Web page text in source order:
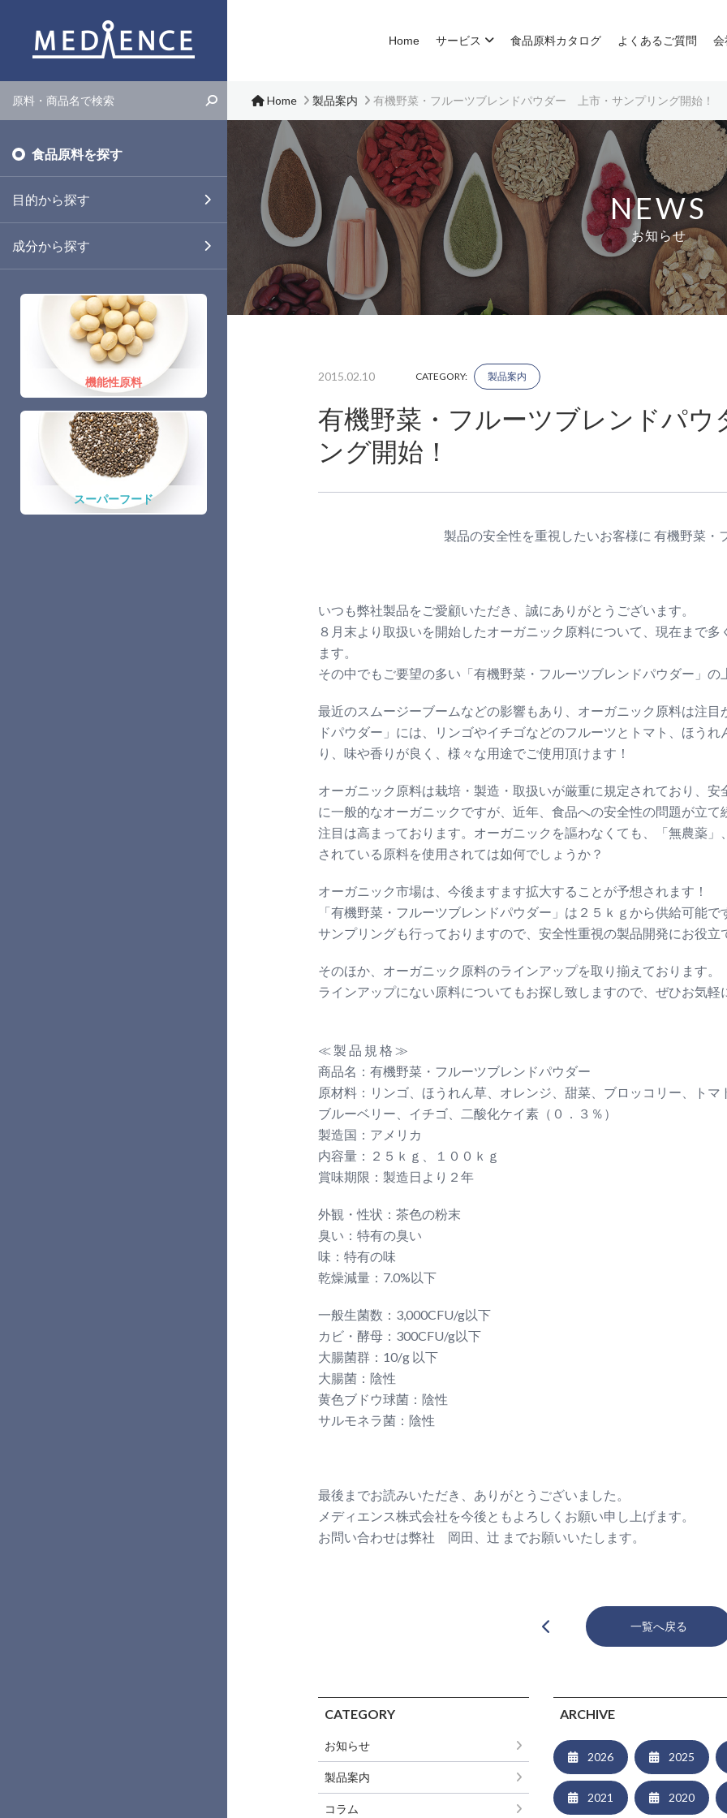
Home サービス 食品原料カタログ よくあるご質問 会
食品原料を探す
目的から探す
成分から探す
機能性原料
スーパーフード
Home 製品案内 有機野菜・フルーツブレンドパウダー 上市・サンプリング開始！
NEWS
お知らせ
2015.02.10 CATEGORY: 製品案内
有機野菜・フルーツブレンドパ
ング開始！
製品の安全性を重視したいお客様に 有機野菜・
いつも弊社製品をご愛顧いただき、誠にありがとうございます。
８月末より取扱いを開始したオーガニック原料について、現在まで
ます。
その中でもご要望の多い「有機野菜・フルーツブレンドパウダー」の
最近のスムージーブームなどの影響もあり、オーガニック原料は注
ドパウダー」には、リンゴやイチゴなどのフルーツとトマト、ほう
り、味や香りが良く、様々な用途でご使用頂けます！
オーガニック原料は栽培・製造・取扱いが厳重に規定されており、
に一般的なオーガニックですが、近年、食品への安全性の問題が立
注目は高まっております。オーガニックを謳わなくても、「無農薬
されている原料を使用されては如何でしょうか？
オーガニック市場は、今後ますます拡大することが予想されます！
「有機野菜・フルーツブレンドパウダー」は２５ｋｇから供給可能で
サンプリングも行っておりますので、安全性重視の製品開発にお役立
そのほか、オーガニック原料のラインアップを取り揃えております。
ラインアップにない原料についてもお探し致しますので、ぜひお気軽
≪ 製 品 規 格 ≫
商品名：有機野菜・フルーツブレンドパウダー
原材料：リンゴ、ほうれん草、オレンジ、甜菜、ブロッコリー、トマ
ブルーベリー、イチゴ、二酸化ケイ素（０．３％）
製造国：アメリカ
内容量：２５ｋｇ、１００ｋｇ
賞味期限：製造日より２年
外観・性状：茶色の粉末
臭い：特有の臭い
味：特有の味
乾燥減量：7.0%以下
一般生菌数：3,000CFU/g以下
カビ・酵母：300CFU/g以下
大腸菌群：10/g 以下
大腸菌：陰性
黄色ブドウ球菌：陰性
サルモネラ菌：陰性
最後までお読みいただき、ありがとうございました。
メディエンス株式会社を今後ともよろしくお願い申し上げます。
お問い合わせは弊社 岡田、辻 までお願いいたします。
一覧へ戻る
CATEGORY
お知らせ
製品案内
コラム
ARCHIVE
2026 2025
2021 2020